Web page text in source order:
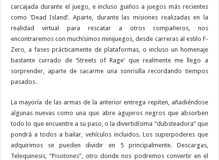
carcajada durante el juego, e incluso guiños a juegos más recientes
como ‘Dead Island’. Aparte, durante las misiones realizadas en la
realidad virtual para rescatar a otros compañeros, nos
encontraremos con muchísimos minijuegos, desde carreras al estilo F-
Zero, a fases prácticamente de plataformas, o incluso un homenaje
bastante currado de ‘Streets of Rage’ que realmente me llego a
sorprender, aparte de sacarme una sonrisilla recordando tiempos
pasados.
La mayoría de las armas de la anterior entrega repiten, añadiéndose
algunas nuevas como una que abre agujeros negros que absorben
todo lo que encuentre a su paso, o la divertidísima “dubsteadora” que
pondrá a todos a bailar, vehículos incluidos. Los superpoderes que
adquirimos se pueden dividir en 5 principalmente. Descargas,
Telequinesis, “Pisotones”, otro donde nos podremos convertir en el